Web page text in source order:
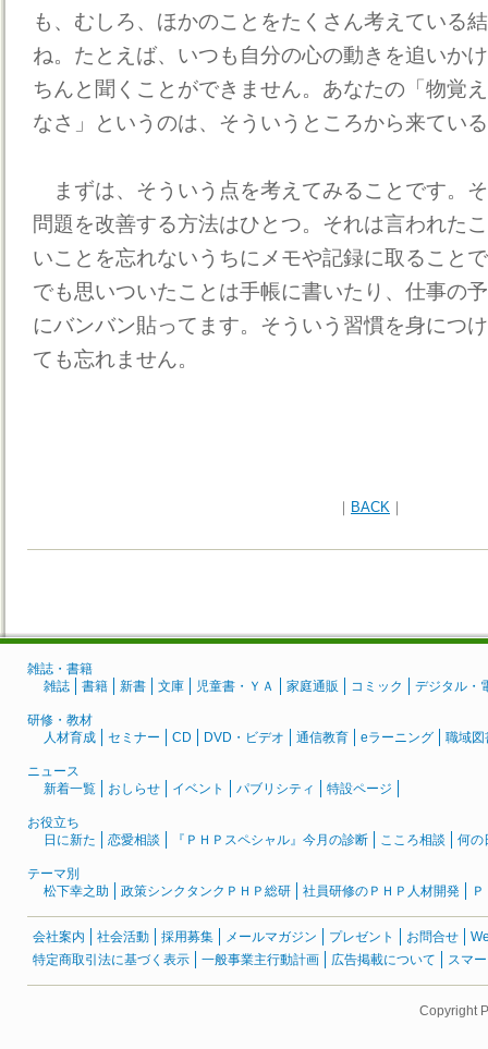
も、むしろ、ほかのことをたくさん考えている
ね。たとえば、いつも自分の心の動きを追いか
ちんと聞くことができません。あなたの「物覚
なさ」というのは、そういうところから来てい
まずは、そういう点を考えてみることです。
問題を改善する方法はひとつ。それは言われた
いことを忘れないうちにメモや記録に取ること
でも思いついたことは手帳に書いたり、仕事の
にバンバン貼ってます。そういう習慣を身につ
ても忘れません。
｜ BACK ｜
雑誌・書籍
雑誌
書籍 新書 文庫 児童書・ＹＡ 家庭通販 コミック デジタル・
研修・教材
人材育成
セミナー CD DVD・ビデオ 通信教育 eラーニング 職域図
ニュース
新着一覧
おしらせ イベント パブリシティ 特設ページ
お役立ち
日に新た
恋愛相談 『ＰＨＰスペシャル』今月の診断 こころ相談 何の
テーマ別
松下幸之助
政策シンクタンクＰＨＰ総研 社員研修のＰＨＰ人材開発
会社案内 社会活動 採用募集 メールマガジン プレゼント お問合せ
特定商取引法に基づく表示
一般事業主行動計画 広告掲載について スマ
Copyright